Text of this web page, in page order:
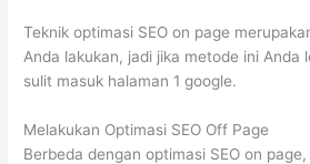
Teknik optimasi SEO on page
Anda lakukan, jadi jika metode ini Anda
sulit masuk halaman 1 google.
Melakukan Optimasi SEO Off Page
Berbeda dengan optimasi SEO on